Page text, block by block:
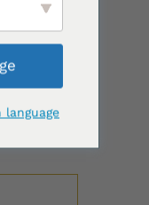
met